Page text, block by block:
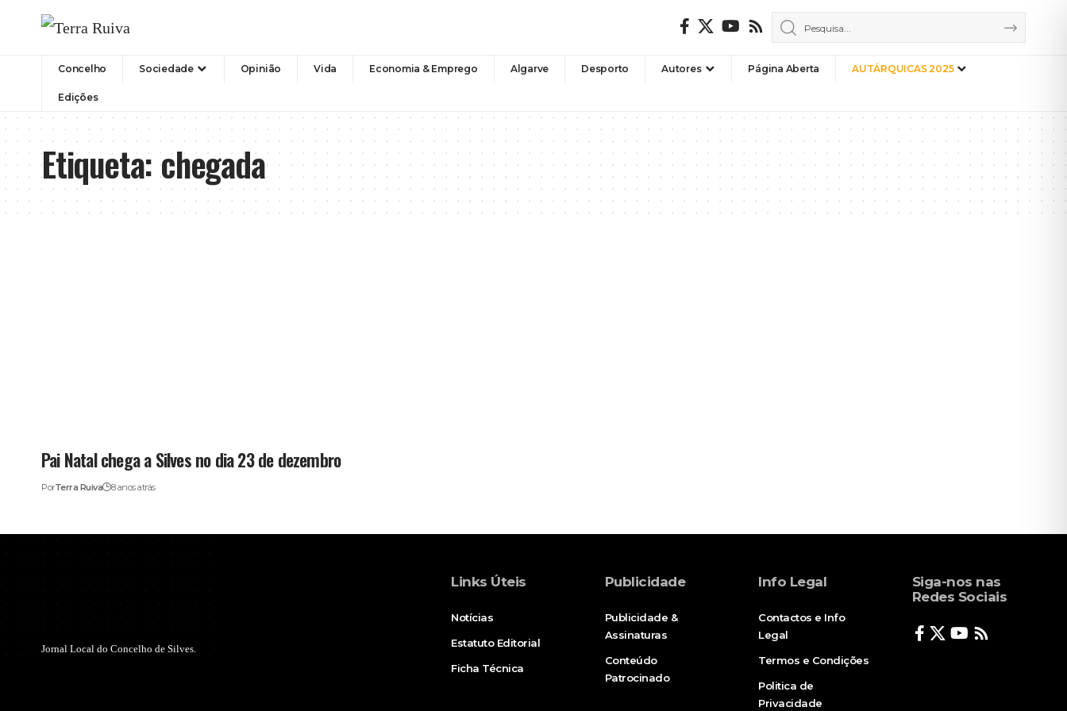
Concelho Sociedade Opinião Vida Economia & Emprego Algarve Desporto Autores Página Aberta AUTÁRQUICAS 2025
Edições
Etiqueta:chegada
Pai Natal chega a Silves no dia 23 de dezembro
PorTerra Ruiva 8 anos atrás
Jornal Local do Concelho de Silves.
Links Úteis
Notícias
Estatuto Editorial
Ficha Técnica
Publicidade
Publicidade &
Assinaturas
Conteúdo
Patrocinado
Info Legal
Contactos e Info
Legal
Termos e Condições
Politica de
Privacidade
Siga-nos nas
Redes Sociais